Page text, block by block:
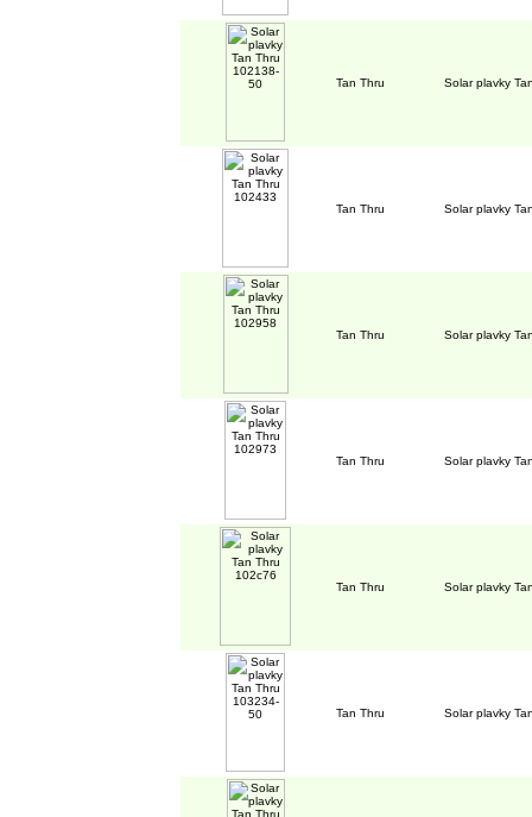
Tan Thru Solar plavky
Tan Thru Solar plavky
Tan Thru Solar plavky
Tan Thru Solar plavky
Tan Thru Solar plavky
Tan Thru Solar plavky